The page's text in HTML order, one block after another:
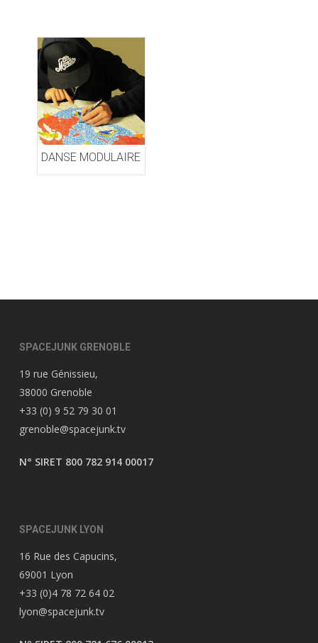
DANSE MODULAIRE
SPACEJUNK GRENOBLE
19 rue Génissieu,
38000 Grenoble
+33 (0) 9 52 79 30 01
grenoble@spacejunk.tv
N° SIRET 800 782 914 00017
SPACEJUNK LYON
16 Rue des Capucins,
69001 Lyon
+33 (0)4 78 72 64 02
lyon@spacejunk.tv